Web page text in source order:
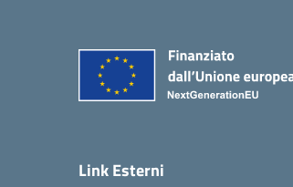
Link Esterni